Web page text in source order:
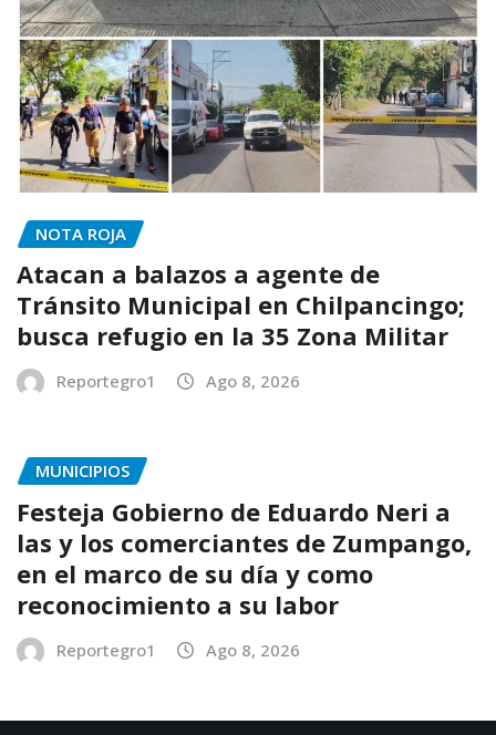
NOTA ROJA
Atacan a balazos a agente de
Tránsito Municipal en Chilpancingo;
busca refugio en la 35 Zona Militar
Reportegro1 Ago 8, 2026
MUNICIPIOS
Festeja Gobierno de Eduardo Neri a
las y los comerciantes de Zumpango,
en el marco de su día y como
reconocimiento a su labor
Reportegro1 Ago 8, 2026